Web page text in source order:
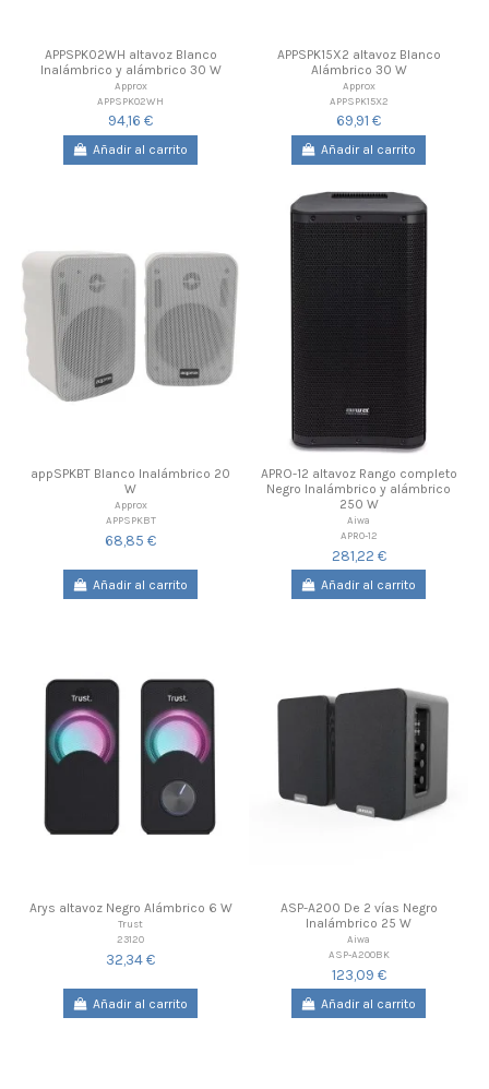
APPSPK02WH altavoz Blanco
Inalámbrico y alámbrico 30 W
Approx
APPSPK02WH
94,16 €
Añadir al carrito
APPSPK15X2 altavoz Blanco
Alámbrico 30 W
Approx
APPSPK15X2
69,91 €
Añadir al carrito
appSPKBT Blanco Inalámbrico 20
W
Approx
APPSPKBT
68,85 €
Añadir al carrito
APRO-12 altavoz Rango completo
Negro Inalámbrico y alámbrico
250 W
Aiwa
APRO-12
281,22 €
Añadir al carrito
Arys altavoz Negro Alámbrico 6 W
Trust
23120
32,34 €
Añadir al carrito
ASP-A200 De 2 vías Negro
Inalámbrico 25 W
Aiwa
ASP-A200BK
123,09 €
Añadir al carrito